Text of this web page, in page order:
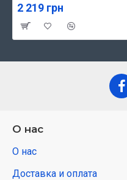
2 219 грн
О нас
О нас
Доставка и оплата